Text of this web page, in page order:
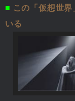
■ この「仮想世
いる